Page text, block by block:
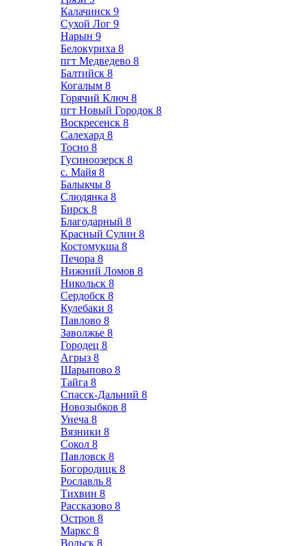
Калачинск 9
Сухой Лог 9
Нарын 9
Белокуриха 8
пгт Медведево 8
Балтийск 8
Когалым 8
Горячий Ключ 8
пгт Новый Городок 8
Воскресенск 8
Салехард 8
Тосно 8
Гусиноозерск 8
с. Майя 8
Балыкчы 8
Слюдянка 8
Бирск 8
Благодарный 8
Красный Сулин 8
Костомукша 8
Печора 8
Нижний Ломов 8
Никольск 8
Сердобск 8
Кулебаки 8
Павлово 8
Заволжье 8
Городец 8
Агрыз 8
Шарыпово 8
Тайга 8
Спасск-Дальний 8
Новозыбков 8
Унеча 8
Вязники 8
Сокол 8
Павловск 8
Богородицк 8
Рославль 8
Тихвин 8
Рассказово 8
Остров 8
Маркс 8
Вольск 8